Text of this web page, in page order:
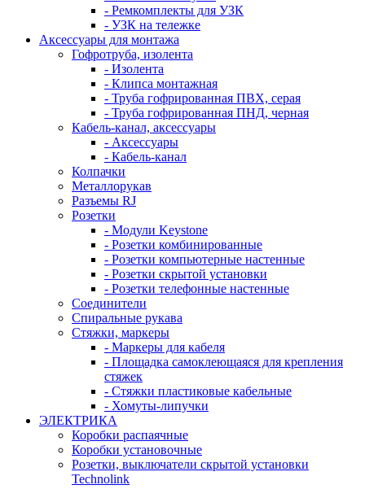
- Ремкомплекты для УЗК
- УЗК на тележке
Аксессуары для монтажа
Гофротруба, изолента
- Изолента
- Клипса монтажная
- Труба гофрированная ПВХ, серая
- Труба гофрированная ПНД, черная
Кабель-канал, аксессуары
- Аксессуары
- Кабель-канал
Колпачки
Металлорукав
Разъемы RJ
Розетки
- Модули Keystone
- Розетки комбинированные
- Розетки компьютерные настенные
- Розетки скрытой установки
- Розетки телефонные настенные
Соединители
Спиральные рукава
Стяжки, маркеры
- Маркеры для кабеля
- Площадка самоклеющаяся для крепления
стяжек
- Стяжки пластиковые кабельные
- Хомуты-липучки
ЭЛЕКТРИКА
Коробки распаячные
Коробки установочные
Розетки, выключатели скрытой установки
Technolink